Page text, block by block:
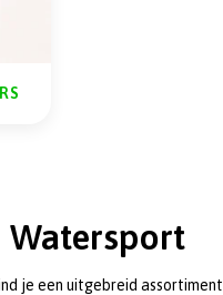
Watersport
je een uitgebreid assortiment